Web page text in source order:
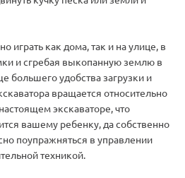
играть как дома, так и на улице, в
и сгребая выкопанную землю в
большего удобства загрузки и
вращается относительно
экскаваторе, что
вашему ребенку, да собственно
поупражняться в управлении
техникой.